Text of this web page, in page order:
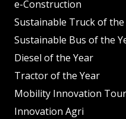
e-Construction
Sustainable Truck of the
Sustainable Bus of the
Diesel of the Year
Tractor of the Year
Mobility Innovation Tour
Innovation Agri